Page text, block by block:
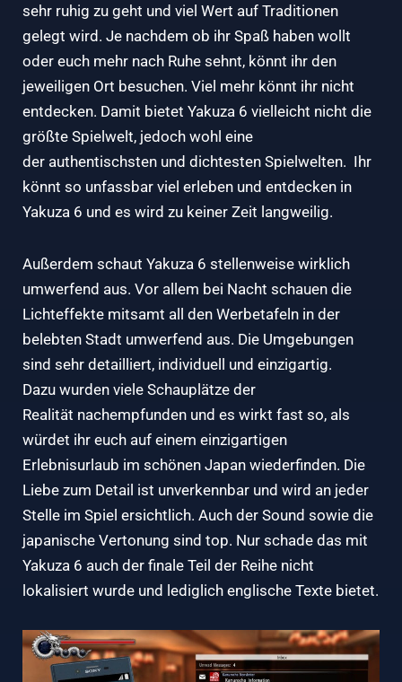
sehr ruhig zu geht und viel Wert auf Traditionen
gelegt wird. Je nachdem ob ihr Spaß haben wollt
oder euch mehr nach Ruhe sehnt, könnt ihr den
jeweiligen Ort besuchen. Viel mehr könnt ihr nicht
entdecken. Damit bietet Yakuza 6 vielleicht nicht die
größte Spielwelt, jedoch wohl eine
der authentischsten und dichtesten Spielwelten. Ihr
könnt so unfassbar viel erleben und entdecken in
Yakuza 6 und es wird zu keiner Zeit langweilig.
Außerdem schaut Yakuza 6 stellenweise wirklich
umwerfend aus. Vor allem bei Nacht schauen die
Lichteffekte mitsamt all den Werbetafeln in der
belebten Stadt umwerfend aus. Die Umgebungen
sind sehr detailliert, individuell und einzigartig.
Dazu wurden viele Schauplätze der
Realität nachempfunden und es wirkt fast so, als
würdet ihr euch auf einem einzigartigen
Erlebnisurlaub im schönen Japan wiederfinden. Die
Liebe zum Detail ist unverkennbar und wird an jeder
Stelle im Spiel ersichtlich. Auch der Sound sowie die
japanische Vertonung sind top. Nur schade das mit
Yakuza 6 auch der finale Teil der Reihe nicht
lokalisiert wurde und lediglich englische Texte bietet.